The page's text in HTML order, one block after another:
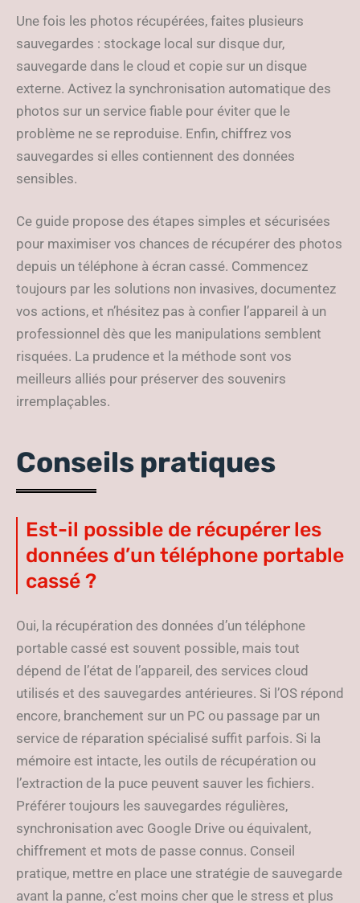
Une fois les photos récupérées, faites plusieurs
sauvegardes : stockage local sur disque dur,
sauvegarde dans le cloud et copie sur un disque
externe. Activez la synchronisation automatique des
photos sur un service fiable pour éviter que le
problème ne se reproduise. Enfin, chiffrez vos
sauvegardes si elles contiennent des données
sensibles.
Ce guide propose des étapes simples et sécurisées
pour maximiser vos chances de récupérer des photos
depuis un téléphone à écran cassé. Commencez
toujours par les solutions non invasives, documentez
vos actions, et n’hésitez pas à confier l’appareil à un
professionnel dès que les manipulations semblent
risquées. La prudence et la méthode sont vos
meilleurs alliés pour préserver des souvenirs
irremplaçables.
Conseils pratiques
Est-il possible de récupérer les
données d’un téléphone portable
cassé ?
Oui, la récupération des données d’un téléphone
portable cassé est souvent possible, mais tout
dépend de l’état de l’appareil, des services cloud
utilisés et des sauvegardes antérieures. Si l’OS répond
encore, branchement sur un PC ou passage par un
service de réparation spécialisé suffit parfois. Si la
mémoire est intacte, les outils de récupération ou
l’extraction de la puce peuvent sauver les fichiers.
Préférer toujours les sauvegardes régulières,
synchronisation avec Google Drive ou équivalent,
chiffrement et mots de passe connus. Conseil
pratique, mettre en place une stratégie de sauvegarde
avant la panne, c’est moins cher que le stress et plus